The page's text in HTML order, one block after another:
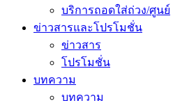
บริการถอดใส่ถ่วง/ศูนย์
ข่าวสารและโปรโมชั่น
ข่าวสาร
โปรโมชั่น
บทความ
บทความ